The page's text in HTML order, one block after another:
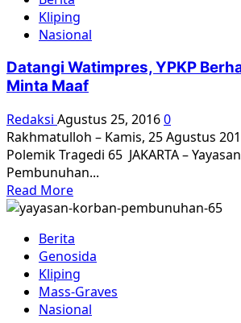
Surabaya:
Tahun
Baru,
Tak
Perlu
Pelanggaran
HAM
Baru
Kliping
Nasional
Datangi Watimpres, YPKP
Minta Maaf
Redaksi Agustus 25, 20160
Rakhmatulloh – Kamis, 25 Agustus
Polemik Tragedi 65 JAKARTA –
Pembunuhan...
Read MoreRead
more
Datangi
Watimpres,
YPKP
Berharap
Jokowi
Berita
Genosida
Kliping
Mass-Graves
Nasional